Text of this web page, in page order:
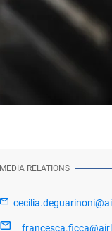
MEDIA RELATIONS